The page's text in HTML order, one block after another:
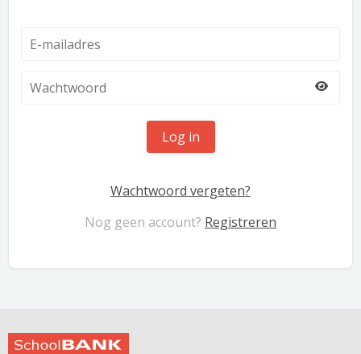
Log in
Wachtwoord vergeten?
Nog geen account? Registreren